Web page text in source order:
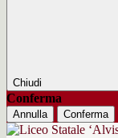
Chiudi
Conferma
Annulla
Conferma